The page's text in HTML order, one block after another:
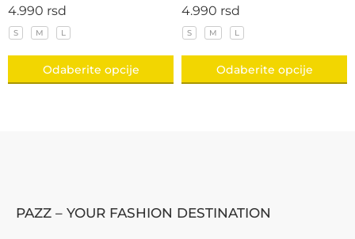
4.990 rsd
S M L
Odaberite opcije
4.990 rsd
S M L
Odaberite opcije
PAZZ – YOUR FASHION DESTINATION